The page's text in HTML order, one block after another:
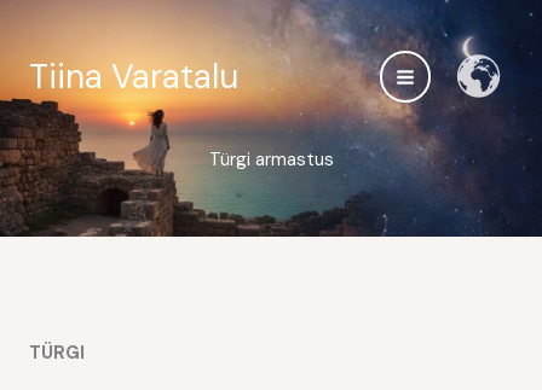
contentTiina Varatalu
Türgi armastus
TÜRGI